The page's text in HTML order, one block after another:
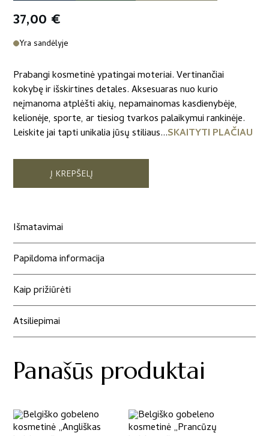
37,00 €
Yra sandėlyje
Prabangi kosmetinė ypatingai moteriai. Vertinančiai
kokybę ir išskirtines detales. Aksesuaras nuo kurio
neįmanoma atplėšti akių, nepamainomas kasdienybėje,
kelionėje, sporte, ar tiesiog tvarkos palaikymui rankinėje.
Leiskite jai tapti unikalia jūsų stiliaus...SKAITYTI PLAČIAU
Į KREPŠELĮ
Išmatavimai
Papildoma informacija
Kaip prižiūrėti
Atsiliepimai
Panašūs produktai